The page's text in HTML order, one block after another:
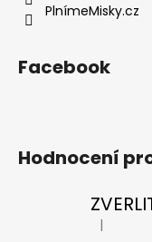
PlnímeMisky.cz
Facebook
Hodnocení
|